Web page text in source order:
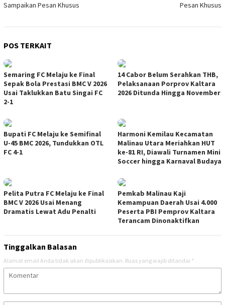
Sampaikan Pesan Khusus
Pesan Khusus
POS TERKAIT
Semaring FC Melaju ke Final
Sepak Bola Prestasi BMC V 2026
Usai Taklukkan Batu Singai FC
2-1
14 Cabor Belum Serahkan THB,
Pelaksanaan Porprov Kaltara
2026 Ditunda Hingga November
Bupati FC Melaju ke Semifinal
U-45 BMC 2026, Tundukkan OTL
FC 4-1
Harmoni Kemilau Kecamatan
Malinau Utara Meriahkan HUT
ke-81 RI, Diawali Turnamen Mini
Soccer hingga Karnaval Budaya
Pelita Putra FC Melaju ke Final
BMC V 2026 Usai Menang
Dramatis Lewat Adu Penalti
Pemkab Malinau Kaji
Kemampuan Daerah Usai 4.000
Peserta PBI Pemprov Kaltara
Terancam Dinonaktifkan
Tinggalkan Balasan
Alamat email Anda tidak akan dipublikasikan. Ruas yang wajib ditandai *